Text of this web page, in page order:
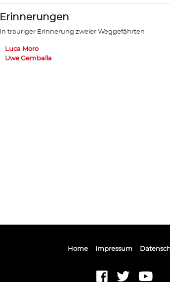
Erinnerungen
In trauriger Erinnerung zweier Weggefährten
Luca Moro
Uwe Gemballa
Home Impressum